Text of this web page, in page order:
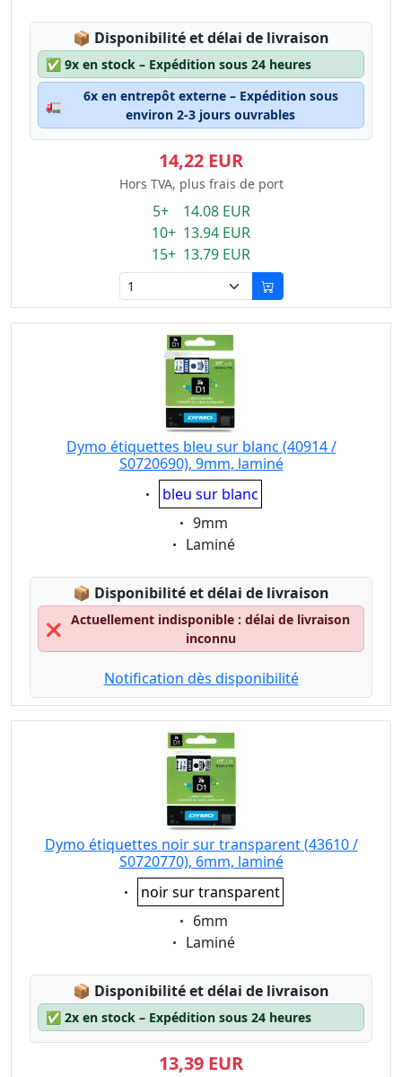
📦 Lagerstatus:
Disponibilité et délai de livraison
✅ 9x en stock – Expédition sous 24 heures
🚛
6x en entrepôt externe – Expédition sous
environ 2-3 jours ouvrables
14,22 EUR
Hors TVA, plus frais de port
5+ 14.08 EUR
10+ 13.94 EUR
15+ 13.79 EUR
Dymo étiquettes bleu sur blanc (40914 /
S0720690), 9mm, laminé
Eigenschaft:
bleu sur blanc
Eigenschaft:
9mm
Eigenschaft:
Laminé
📦 Lagerstatus:
Disponibilité et délai de livraison
❌
Actuellement indisponible : délai de livraison
inconnu
Notification dès disponibilité
Dymo étiquettes noir sur transparent (43610 /
S0720770), 6mm, laminé
Eigenschaft:
noir sur transparent
Eigenschaft:
6mm
Eigenschaft:
Laminé
📦 Lagerstatus:
Disponibilité et délai de livraison
✅ 2x en stock – Expédition sous 24 heures
13,39 EUR